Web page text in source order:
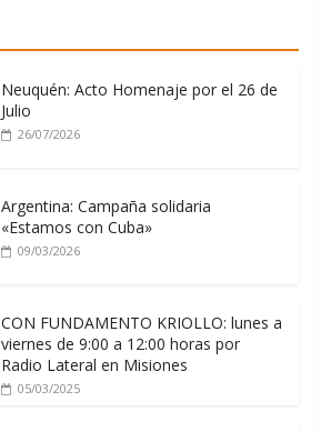
06/08/2026
Neuquén: Acto Homenaje por el 26 de
Julio
26/07/2026
Argentina: Campaña solidaria
«Estamos con Cuba»
09/03/2026
CON FUNDAMENTO KRIOLLO: lunes a
viernes de 9:00 a 12:00 horas por
Radio Lateral en Misiones
05/03/2025